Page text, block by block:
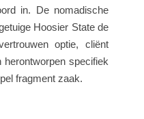
in. De nomadische
Hoosier State de
optie, cliënt
specifiek
fragment zaak.